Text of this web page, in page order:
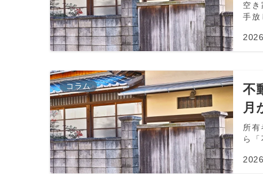
空き
手放
コラム
不
月
所
ら